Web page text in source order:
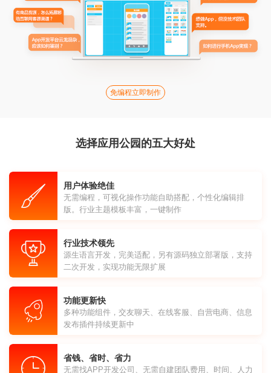
免编程立即制作
选择应用公园的五大好处
用户体验绝佳
无需编程，可视化操作功能自助搭配，个性化编辑排
版。行业主题模板丰富，一键制作
行业技术领先
源生语言开发，完美适配，另有源码独立部署版，支持
二次开发，实现功能无限扩展
功能更新快
多种功能组件，交友聊天、在线客服、自营电商、信息
发布插件持续更新中
省钱、省时、省力
无需找APP开发公司、无需自建团队费用、时间、人力